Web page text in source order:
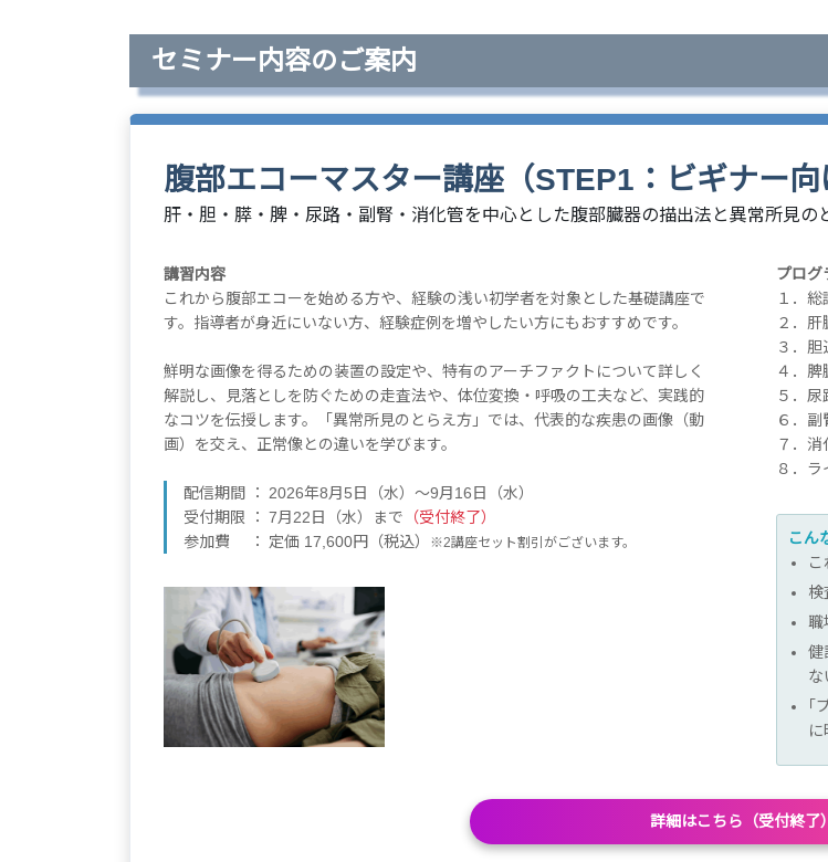
セミナー内容のご案内
腹部エコーマスター講座（STEP1：ビギナー向
肝・胆・膵・脾・尿路・副腎・消化管を中心とした腹部臓器の描出法と異常所見の
講習内容
これから腹部エコーを始める方や、経験の浅い初学者を対象とした基礎講座で
す。指導者が身近にいない方、経験症例を増やしたい方にもおすすめです。
鮮明な画像を得るための装置の設定や、特有のアーチファクトについて詳しく
解説し、見落としを防ぐための走査法や、体位変換・呼吸の工夫など、実践的
なコツを伝授します。「異常所見のとらえ方」では、代表的な疾患の画像（動
画）を交え、正常像との違いを学びます。
配信期間
2026年8月5日（水）～9月16日（水）
受付期限
7月22日（水）まで （受付終了）
参加費
定価 17,600円（税込） ※2講座セット割引がございます。
プログ
１．総
２．
３．
４．脾
５．
６．
７．
８．ラ
こん
検
職
健
な
「
詳細はこちら（受付終了）